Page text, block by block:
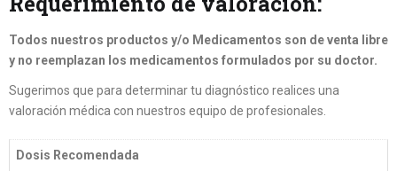
Todos nuestros productos y/o Medicamentos son de venta libre
y no reemplazan los medicamentos formulados por su doctor.
Sugerimos que para determinar tu diagnóstico realices una
valoración médica con nuestros equipo de profesionales.
Dosis Recomendada